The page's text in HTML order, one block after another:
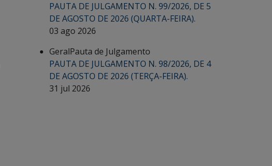
PAUTA DE JULGAMENTO N. 99/2026, DE 5
DE AGOSTO DE 2026 (QUARTA-FEIRA).
03 ago 2026
GeralPauta de Julgamento
PAUTA DE JULGAMENTO N. 98/2026, DE 4
DE AGOSTO DE 2026 (TERÇA-FEIRA).
31 jul 2026